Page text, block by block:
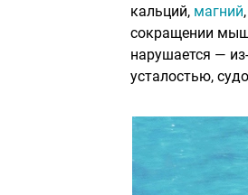
кальций, магний
сокращении
нарушается —
усталостью,